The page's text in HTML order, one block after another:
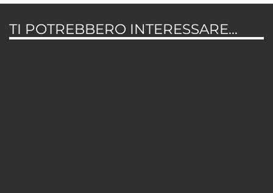
TI POTREBBERO INTERESSARE...